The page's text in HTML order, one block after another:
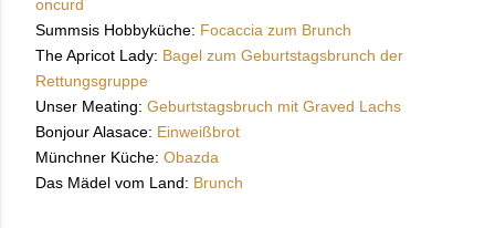
oncurd
Summsis Hobbyküche: Focaccia zum Brunch
The Apricot Lady: Bagel zum Geburtstagsbrunch der
Rettungsgruppe
Unser Meating: Geburtstagsbruch mit Graved Lachs
Bonjour Alasace: Einweißbrot
Münchner Küche: Obazda
Das Mädel vom Land: Brunch